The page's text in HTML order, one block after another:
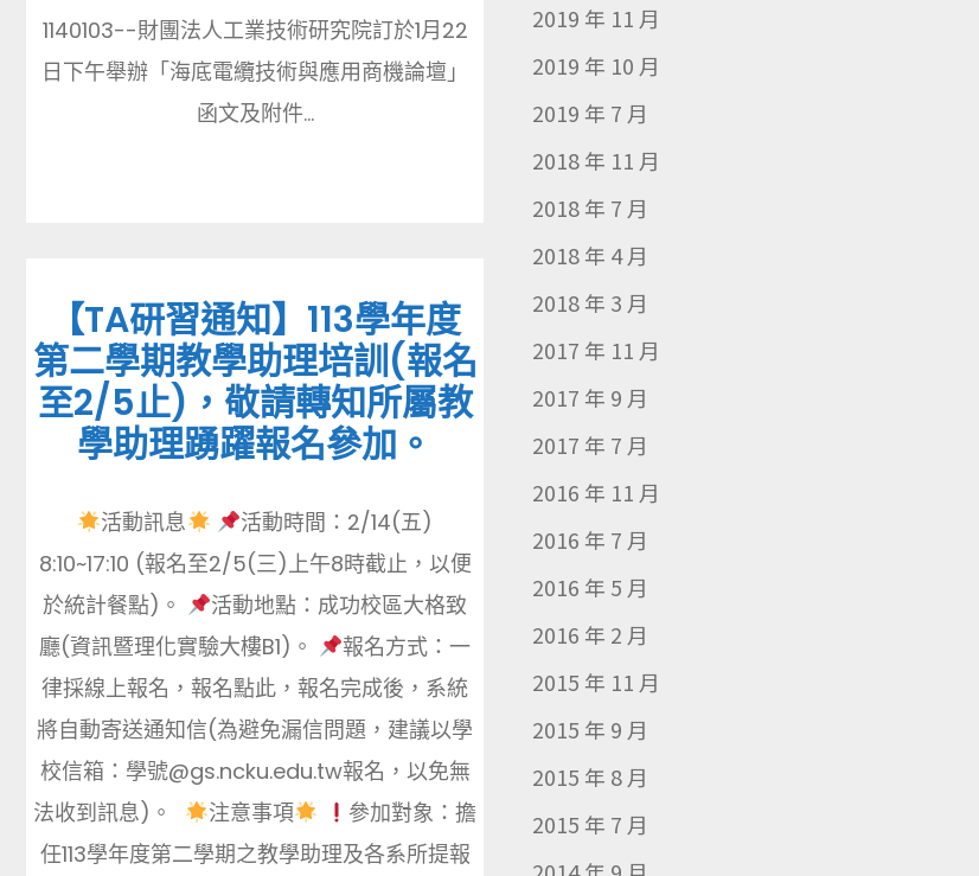
1140103--財團法人工業技術研究院訂於1月22
日下午舉辦「海底電纜技術與應用商機論壇」
函文及附件...
【TA研習通知】113學年度
第二學期教學助理培訓(報名
至2/5止)，敬請轉知所屬教
學助理踴躍報名參加。
活動訊息
活動時間：2/14(五)
8:10~17:10 (報名至2/5(三)上午8時截止，以便
於統計餐點)。
活動地點：成功校區大格致
廳(資訊暨理化實驗大樓B1)。
報名方式：一
律採線上報名，報名點此，報名完成後，系統
將自動寄送通知信(為避免漏信問題，建議以學
校信箱：學號@gs.ncku.edu.tw報名，以免無
法收到訊息)。
注意事項
參加對象：擔
任113學年度第二學期之教學助理及各系所提報
2019 年 11 月
2019 年 10 月
2019 年 7 月
2018 年 11 月
2018 年 7 月
2018 年 4 月
2018 年 3 月
2017 年 11 月
2017 年 9 月
2017 年 7 月
2016 年 11 月
2016 年 7 月
2016 年 5 月
2016 年 2 月
2015 年 11 月
2015 年 9 月
2015 年 8 月
2015 年 7 月